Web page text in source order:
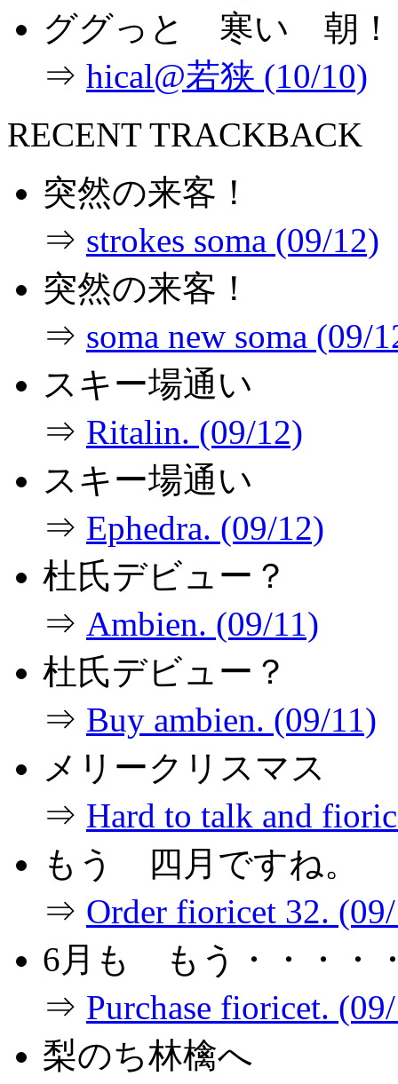
ググっと 寒い 朝！
⇒ hical@若狭 (10/10)
RECENT TRACKBACK
突然の来客！
⇒ strokes soma (09/12)
突然の来客！
⇒ soma new soma (09/
スキー場通い
⇒ Ritalin. (09/12)
スキー場通い
⇒ Ephedra. (09/12)
杜氏デビュー？
⇒ Ambien. (09/11)
杜氏デビュー？
⇒ Buy ambien. (09/11)
メリークリスマス
⇒ Hard to talk and
もう 四月ですね。
⇒ Order fioricet 32.
6月も もう・・・・
⇒ Purchase fioricet.
梨のち林檎へ